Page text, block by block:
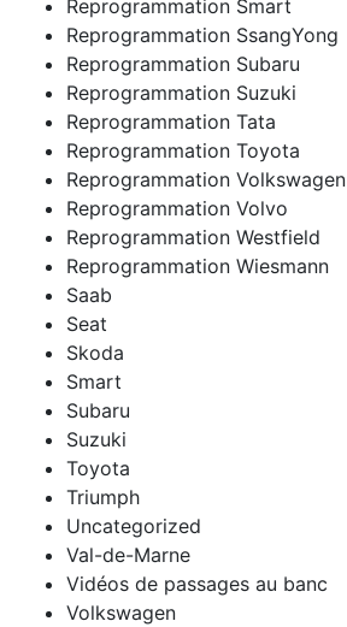
Reprogrammation Smart
Reprogrammation SsangYong
Reprogrammation Subaru
Reprogrammation Suzuki
Reprogrammation Tata
Reprogrammation Toyota
Reprogrammation Volkswagen
Reprogrammation Volvo
Reprogrammation Westfield
Reprogrammation Wiesmann
Saab
Seat
Skoda
Smart
Subaru
Suzuki
Toyota
Triumph
Uncategorized
Val-de-Marne
Vidéos de passages au banc
Volkswagen